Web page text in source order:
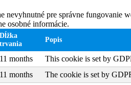
nevyhnutné pre správne fungovanie
osobné informácie.
Dĺžka
trvania
Popis
11 months
This cookie is set by
11 months
The cookie is set by